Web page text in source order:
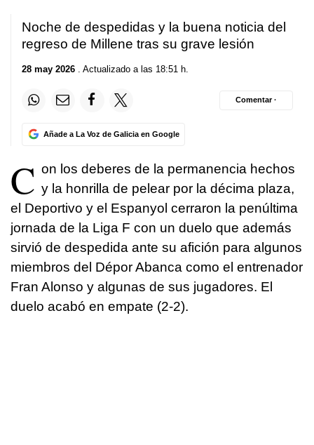
Noche de despedidas y la buena noticia del
regreso de Millene tras su grave lesión
28 may 2026 . Actualizado a las 18:51 h.
Añade a La Voz de Galicia en Google
Comentar ·
C on los deberes de la permanencia hechos
y la honrilla de pelear por la décima plaza,
el Deportivo y el Espanyol cerraron la penúltima
jornada de la Liga F con un duelo que además
sirvió de despedida ante su afición para algunos
miembros del Dépor Abanca como el entrenador
Fran Alonso y algunas de sus jugadores. El
duelo acabó en empate (2-2).